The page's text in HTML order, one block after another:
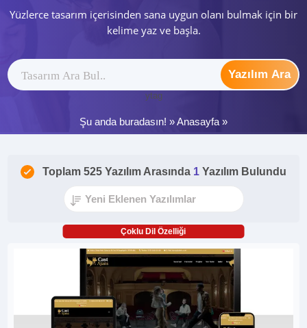
Yüzlerce tasarım içerisinden sana uygun olanı bulmak için bir
kelime yaz ve başla.
Yazılım Ara
ytag
Şu anda buradasın! »Anasayfa »
Toplam 525 Yazılım Arasında 1 Yazılım Bulundu
Çoklu Dil Özelliği